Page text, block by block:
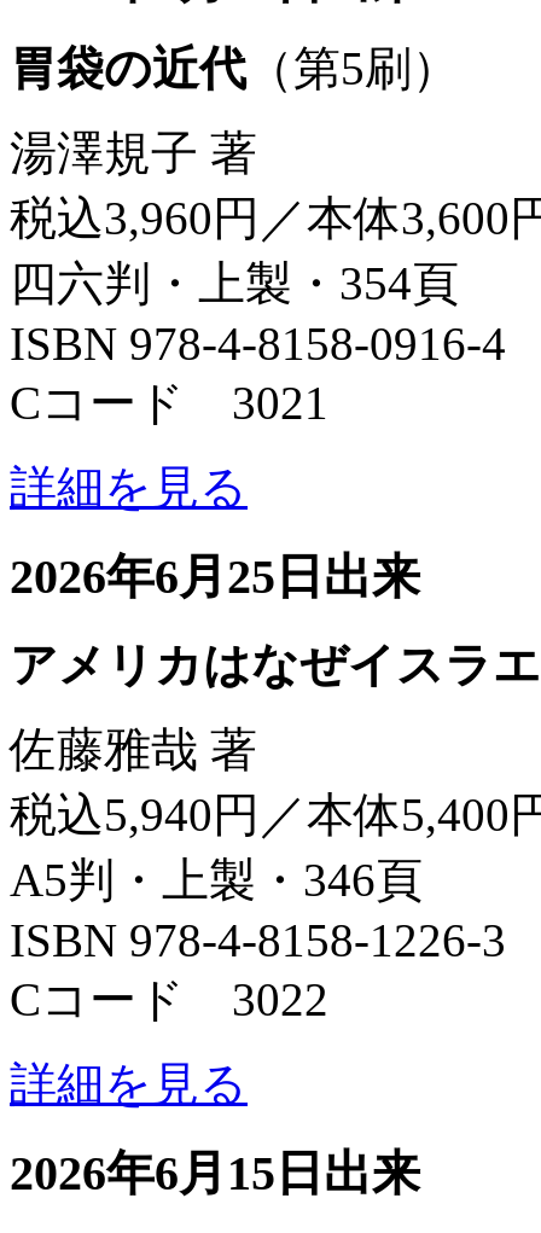
胃袋の近代（第5刷）
湯澤規子 著
税込3,960円／本体3,600
四六判・上製・354頁
ISBN 978-4-8158-0916-4
Cコード 3021
詳細を見る
2026年6月25日出来
アメリカはなぜイスラ
佐藤雅哉 著
税込5,940円／本体5,400
A5判・上製・346頁
ISBN 978-4-8158-1226-3
Cコード 3022
詳細を見る
2026年6月15日出来